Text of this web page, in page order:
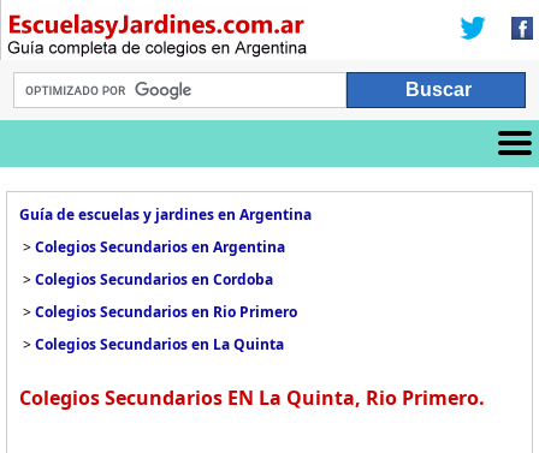
Guía de escuelas y jardines en Argentina
>Colegios Secundarios en Argentina
>Colegios Secundarios en Cordoba
>Colegios Secundarios en Rio Primero
>Colegios Secundarios en La Quinta
Colegios Secundarios EN La Quinta, Rio Primero.